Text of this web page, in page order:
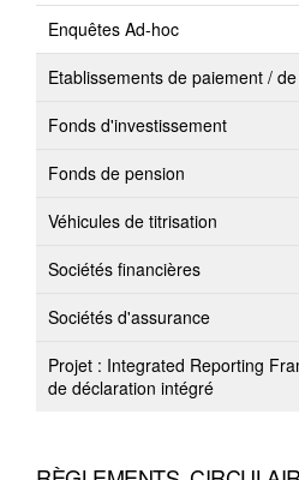
Enquêtes Ad-hoc
Etablissements de paiement /
Fonds d'investissement
Fonds de pension
Véhicules de titrisation
Sociétés financières
Sociétés d'assurance
Projet : Integrated Reporting
de déclaration intégré